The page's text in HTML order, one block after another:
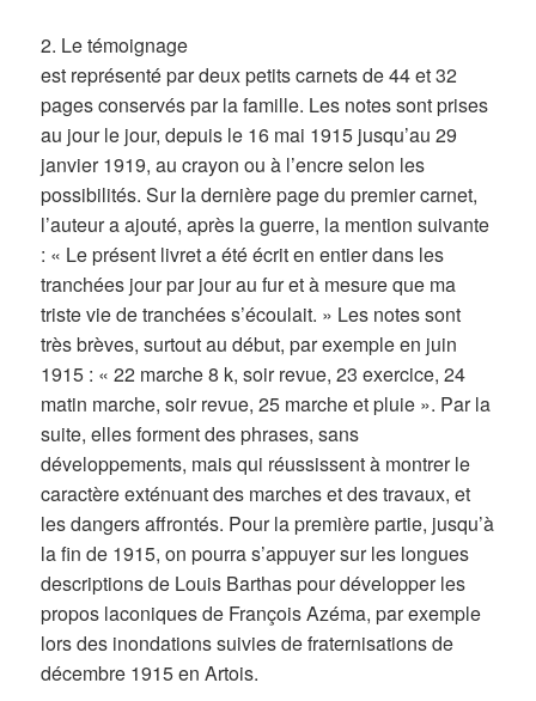
2. Le témoignage
est représenté par deux petits carnets de 44 et 32
pages conservés par la famille. Les notes sont prises
au jour le jour, depuis le 16 mai 1915 jusqu’au 29
janvier 1919, au crayon ou à l’encre selon les
possibilités. Sur la dernière page du premier carnet,
l’auteur a ajouté, après la guerre, la mention suivante
: « Le présent livret a été écrit en entier dans les
tranchées jour par jour au fur et à mesure que ma
triste vie de tranchées s’écoulait. » Les notes sont
très brèves, surtout au début, par exemple en juin
1915 : « 22 marche 8 k, soir revue, 23 exercice, 24
matin marche, soir revue, 25 marche et pluie ». Par la
suite, elles forment des phrases, sans
développements, mais qui réussissent à montrer le
caractère exténuant des marches et des travaux, et
les dangers affrontés. Pour la première partie, jusqu’à
la fin de 1915, on pourra s’appuyer sur les longues
descriptions de Louis Barthas pour développer les
propos laconiques de François Azéma, par exemple
lors des inondations suivies de fraternisations de
décembre 1915 en Artois.